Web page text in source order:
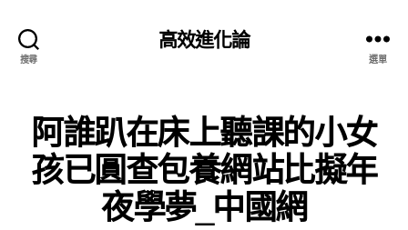
搜尋
高效進化論
選單
阿誰趴在床上聽課的小女
孩已圓查包養網站比擬年
夜學夢_中國網